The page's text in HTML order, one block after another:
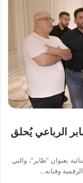
الرباعي يُحلق
بعنوان “طاير”، والتي
وقناته…